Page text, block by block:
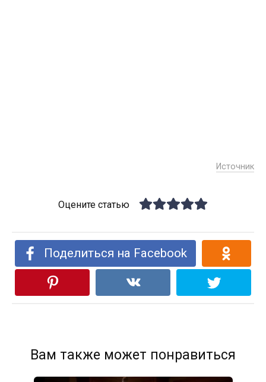
Источник
Оцените статью
Поделиться на Facebook
Вам также может понравиться